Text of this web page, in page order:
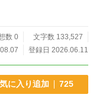
数 0
文字数 133,527
登録日 2026.06.11
に入り追加 725